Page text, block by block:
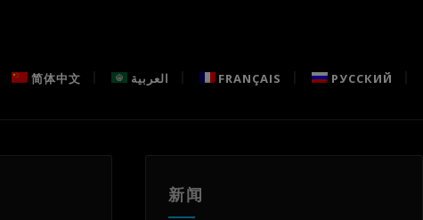
简体中文 العربية FRANÇAIS РУССКИЙ
新闻